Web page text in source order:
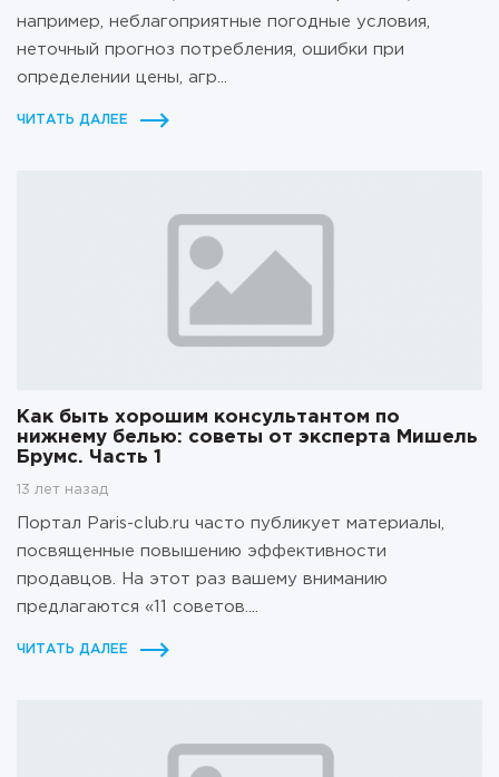
например, неблагоприятные погодные условия,
неточный прогноз потребления, ошибки при
определении цены, агр...
ЧИТАТЬ ДАЛЕЕ
Как быть хорошим консультантом по
нижнему белью: советы от эксперта Мишель
Брумс. Часть 1
13 лет назад
Портал Paris-club.ru часто публикует материалы,
посвященные повышению эффективности
продавцов. На этот раз вашему вниманию
предлагаются «11 советов....
ЧИТАТЬ ДАЛЕЕ